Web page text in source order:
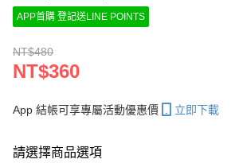
APP首購 登記送LINE POINTS
NT$480
NT$360
App 結帳可享專屬活動優惠價 立即下載
請選擇商品選項